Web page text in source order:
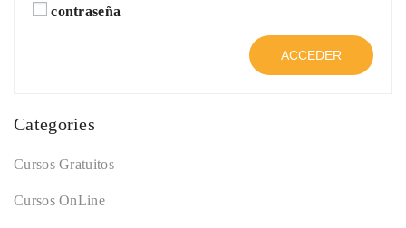
contraseña
ACCEDER
Categories
Cursos Gratuitos
Cursos OnLine